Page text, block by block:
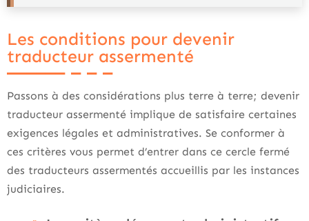
Les conditions pour devenir
traducteur assermenté
Passons à des considérations plus terre à terre; devenir
traducteur assermenté implique de satisfaire certaines
exigences légales et administratives. Se conformer à
ces critères vous permet d’entrer dans ce cercle fermé
des traducteurs assermentés accueillis par les instances
judiciaires.